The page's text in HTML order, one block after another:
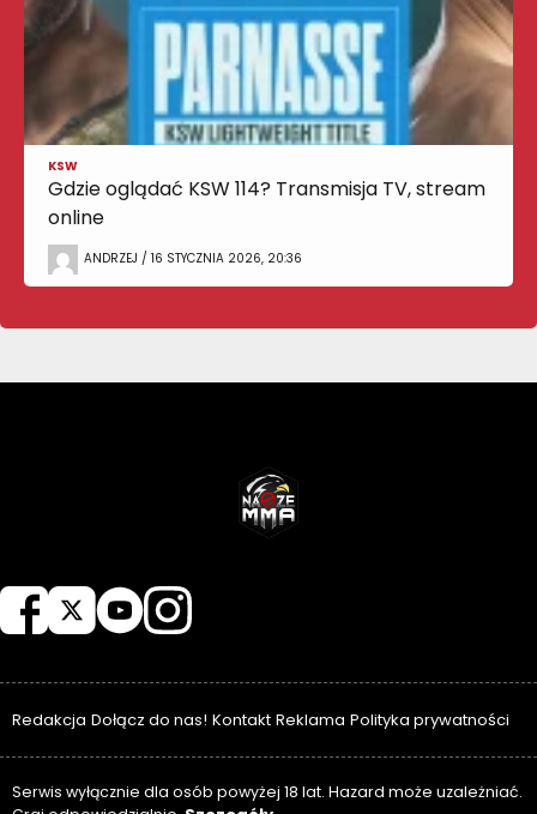
KSW
Gdzie oglądać KSW 114? Transmisja TV, stream
online
ANDRZEJ / 16 STYCZNIA 2026, 20:36
Redakcja Dołącz do nas! Kontakt Reklama Polityka prywatności
Serwis wyłącznie dla osób powyżej 18 lat. Hazard może uzależniać.